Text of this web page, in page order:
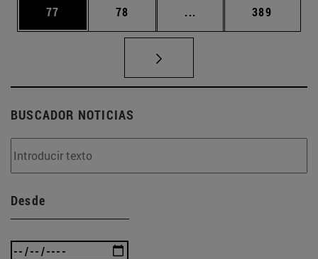
Página
77 Página
78 ... Páginas intermedias
Página
389
BUSCADOR NOTICIAS
Desde